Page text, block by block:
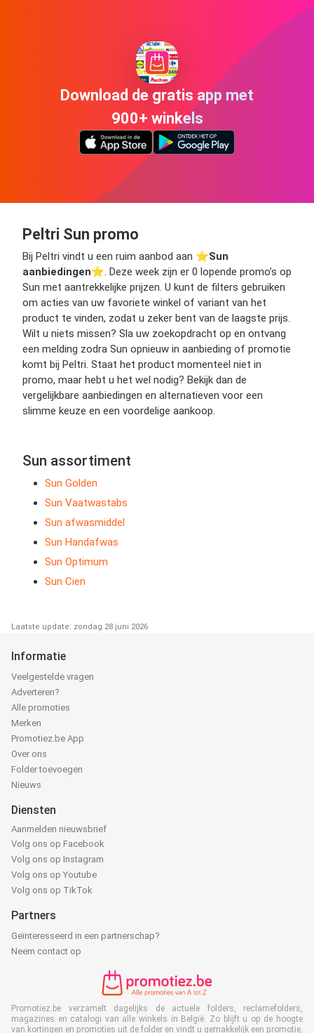
Download de gratis app met
900+ winkels
Peltri Sun promo
Bij Peltri vindt u een ruim aanbod aan ⭐️Sun
aanbiedingen⭐️. Deze week zijn er 0 lopende promo’s op
Sun met aantrekkelijke prijzen. U kunt de filters gebruiken
om acties van uw favoriete winkel of variant van het
product te vinden, zodat u zeker bent van de laagste prijs.
Wilt u niets missen? Sla uw zoekopdracht op en ontvang
een melding zodra Sun opnieuw in aanbieding of promotie
komt bij Peltri. Staat het product momenteel niet in
promo, maar hebt u het wel nodig? Bekijk dan de
vergelijkbare aanbiedingen en alternatieven voor een
slimme keuze en een voordelige aankoop.
Sun assortiment
Sun Golden
Sun Vaatwastabs
Sun afwasmiddel
Sun Handafwas
Sun Optimum
Sun Cien
Laatste update: zondag 28 juni 2026
Informatie
Veelgestelde vragen
Adverteren?
Alle promoties
Merken
Promotiez.be App
Over ons
Folder toevoegen
Nieuws
Diensten
Aanmelden nieuwsbrief
Volg ons op Facebook
Volg ons op Instagram
Volg ons op Youtube
Volg ons op TikTok
Partners
Geïnteresseerd in een partnerschap?
Neem contact op
Promotiez.be verzamelt dagelijks de actuele folders, reclamefolders,
magazines en catalogi van alle winkels in België. Zo blijft u op de hoogte
van kortingen en promoties uit de folder en vindt u gemakkelijk een promotie,